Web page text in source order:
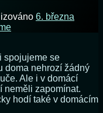
zimě
6. března
spojujeme se
doma nehrozí žádný
Ale i v domácí
neměli zapomínat.
hodí také v domácím